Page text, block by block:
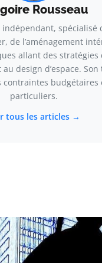
Rousseau
spécialisé
de l’aménagement
allant des stratégies
design d’espace.
particuliers.
tous les articles →